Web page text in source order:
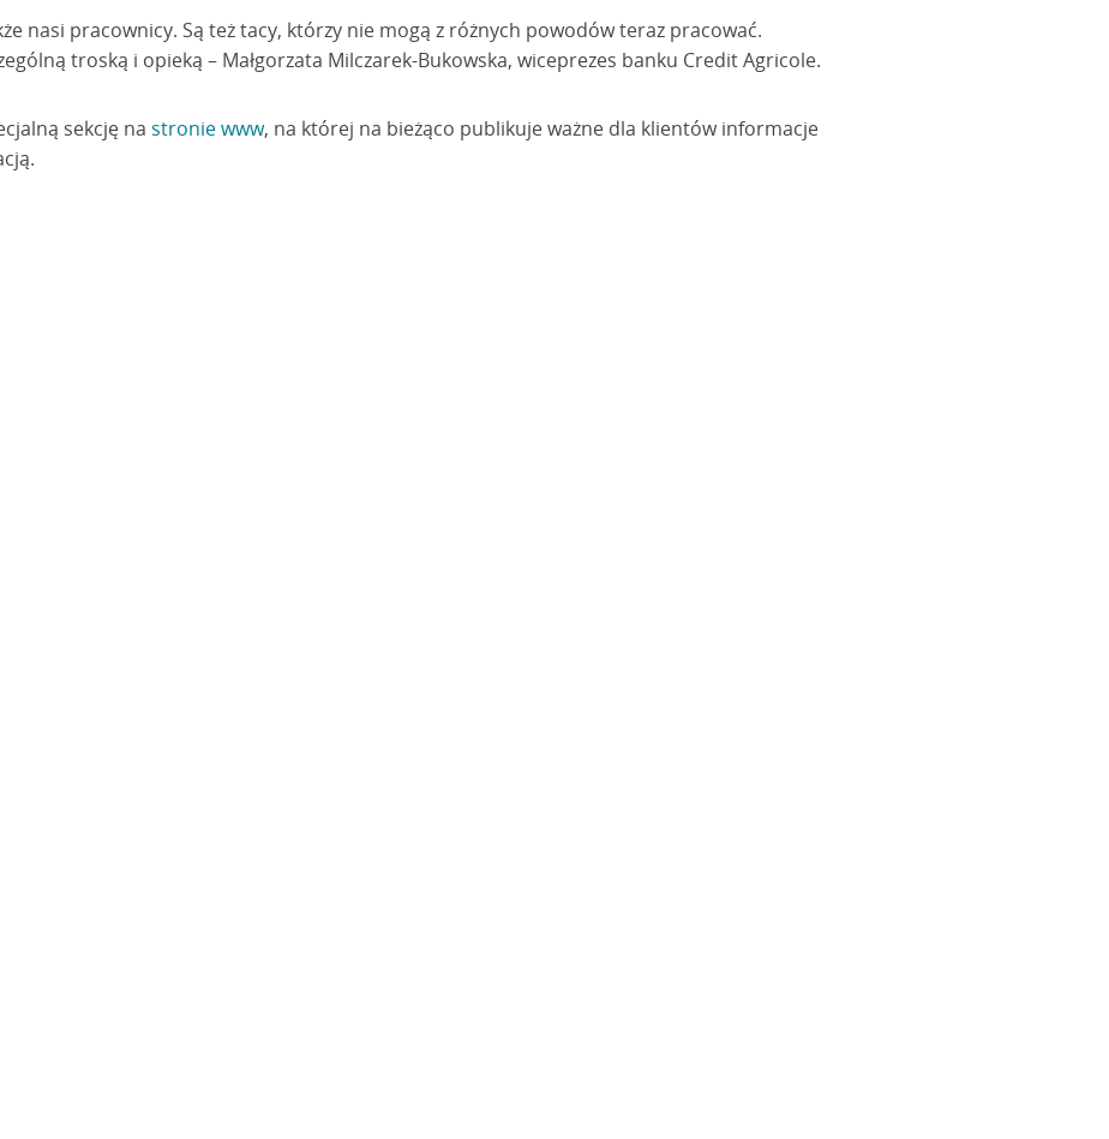
nasi pracownicy. Są też tacy, którzy nie mogą z różnych powodów teraz pracować.
troską i opieką – Małgorzata Milczarek-Bukowska, wiceprezes banku Credit Agricole.
sekcję na stronie www, na której na bieżąco publikuje ważne dla klientów informacje